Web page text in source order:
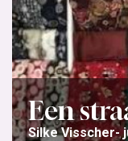
Een
Silke Visscher